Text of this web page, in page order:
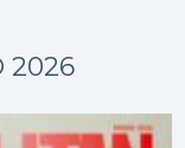
2026